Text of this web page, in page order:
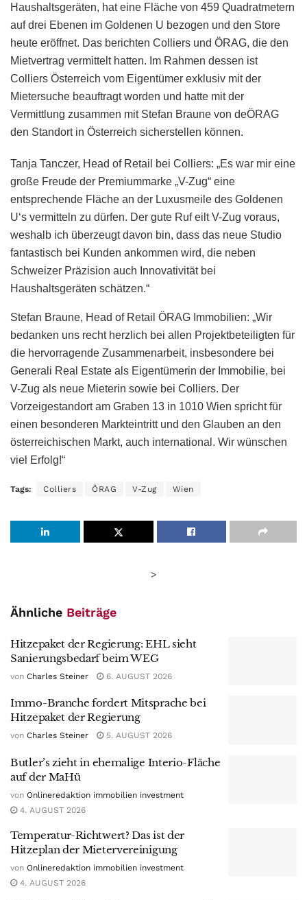
Haushaltsgeräten, hat eine Fläche von 459 Quadratmetern
auf drei Ebenen im Goldenen U bezogen und den Store
heute eröffnet. Das berichten Colliers und ÖRAG, die den
Mietvertrag vermittelt hatten. Im Rahmen dessen ist
Colliers Österreich vom Eigentümer exklusiv mit der
Mietersuche beauftragt worden und hatte mit der
Vermittlung zusammen mit Stefan Braune von deÖRAG
den Standort in Österreich sicherstellen können.
Tanja Tanczer, Head of Retail bei Colliers: „Es war mir eine
große Freude der Premiummarke „V-Zug“ eine
entsprechende Fläche an der Luxusmeile des Goldenen
U‘s vermitteln zu dürfen. Der gute Ruf eilt V-Zug voraus,
weshalb ich überzeugt davon bin, dass das neue Studio
fantastisch bei Kunden ankommen wird, die neben
Schweizer Präzision auch Innovativität bei
Haushaltsgeräten schätzen.“
Stefan Braune, Head of Retail ÖRAG Immobilien: „Wir
bedanken uns recht herzlich bei allen Projektbeteiligten für
die hervorragende Zusammenarbeit, insbesondere bei
Generali Real Estate als Eigentümerin der Immobilie, bei
V-Zug als neue Mieterin sowie bei Colliers. Der
Vorzeigestandort am Graben 13 in 1010 Wien spricht für
einen besonderen Markteintritt und den Glauben an den
österreichischen Markt, auch international. Wir wünschen
viel Erfolg!“
Tags: Colliers ÖRAG V-Zug Wien
>
Ähnliche Beiträge
Hitzepaket der Regierung: EHL sieht
Sanierungsbedarf beim WEG
von Charles Steiner 6. AUGUST 2026
Immo-Branche fordert Mitsprache bei
Hitzepaket der Regierung
von Charles Steiner 5. AUGUST 2026
Butler’s zieht in ehemalige Interio-Fläche
auf der MaHü
von Onlineredaktion immobilien investment
4. AUGUST 2026
Temperatur-Richtwert? Das ist der
Hitzeplan der Mietervereinigung
von Onlineredaktion immobilien investment
4. AUGUST 2026